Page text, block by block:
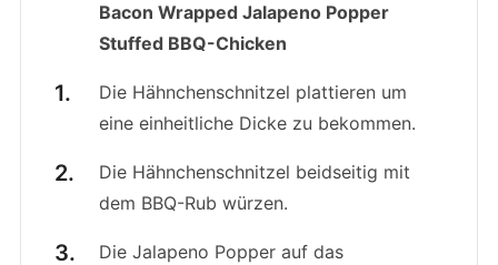
Bacon Wrapped Jalapeno Popper
Stuffed BBQ-Chicken
Die Hähnchenschnitzel plattieren um
eine einheitliche Dicke zu bekommen.
Die Hähnchenschnitzel beidseitig mit
dem BBQ-Rub würzen.
Die Jalapeno Popper auf das